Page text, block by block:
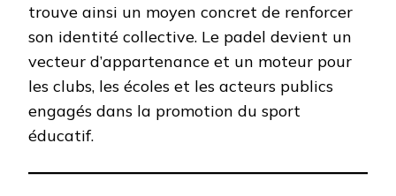
trouve ainsi un moyen concret de renforcer
son identité collective. Le padel devient un
vecteur d’appartenance et un moteur pour
les clubs, les écoles et les acteurs publics
engagés dans la promotion du sport
éducatif.